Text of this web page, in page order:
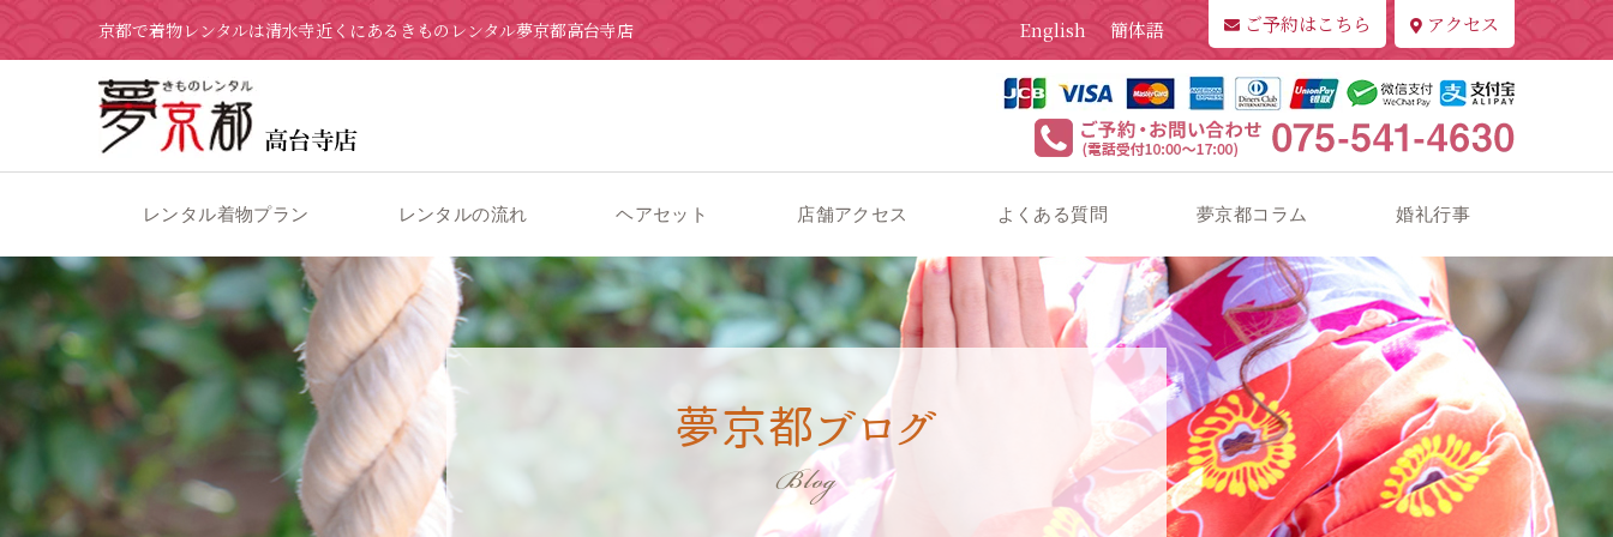
京都で着物レンタルは清水寺近くにあるきものレンタル夢京都高台寺店 English 簡体語 ご予約はこちら アクセス
レンタル着物プラン レンタルの流れ ヘアセット 店舗アクセス よくある質問 夢京都コラム
婚礼行事
夢京都ブログ
Blog